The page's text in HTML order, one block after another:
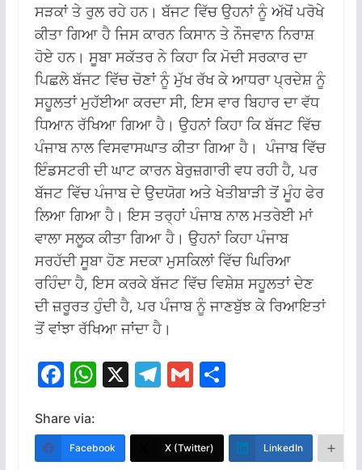
ਸੜਕਾਂ ਤੇ ਰੁਲ ਰਹੇ ਹਨ। ਬੱਜਟ ਵਿੱਚ ਉਹਨਾਂ ਨੂੰ ਅੱਖੋਂ ਪਰੋਖੇ
ਕੀਤਾ ਗਿਆ ਹੈ ਜਿਸ ਕਾਰਨ ਕਿਸਾਨ ਤੇ ਨੌਜਵਾਨ ਨਿਰਾਸ਼
ਹੋਏ ਹਨ। ਸੂਬਾ ਸਕੱਤਰ ਨੇ ਕਿਹਾ ਕਿ ਮੋਦੀ ਸਰਕਾਰ ਦਾ
ਪਿਛਲੇ ਬੱਜਟ ਵਿੱਚ ਚੋਣਾਂ ਨੂੰ ਮੁੱਖ ਰੱਖ ਕੇ ਆਧਰਾ ਪ੍ਰਦੇਸ਼ ਨੂੰ
ਸਹੂਲਤਾਂ ਮੁਹੱਈਆ ਕਰਦਾ ਸੀ, ਇਸ ਵਾਰ ਬਿਹਾਰ ਦਾ ਵੱਧ
ਧਿਆਨ ਰੱਖਿਆ ਗਿਆ ਹੈ। ਉਹਨਾਂ ਕਿਹਾ ਕਿ ਬੱਜਟ ਵਿੱਚ
ਪੰਜਾਬ ਨਾਲ ਵਿਸਵਾਸਘਾਤ ਕੀਤਾ ਗਿਆ ਹੈ। ਪੰਜਾਬ ਵਿੱਚ
ਇੰਡਸਟਰੀ ਦੀ ਘਾਟ ਕਾਰਨ ਬੇਰੁਜ਼ਗਾਰੀ ਵਧ ਰਹੀ ਹੈ, ਪਰ
ਬੱਜਟ ਵਿੱਚ ਪੰਜਾਬ ਦੇ ਉਦਯੋਗ ਅਤੇ ਖੇਤੀਬਾੜੀ ਤੋਂ ਮੂੰਹ ਫੇਰ
ਲਿਆ ਗਿਆ ਹੈ। ਇਸ ਤਰ੍ਹਾਂ ਪੰਜਾਬ ਨਾਲ ਮਤਰੇਈ ਮਾਂ
ਵਾਲਾ ਸਲੂਕ ਕੀਤਾ ਗਿਆ ਹੈ। ਉਹਨਾਂ ਕਿਹਾ ਪੰਜਾਬ
ਸਰਹੱਦੀ ਸੂਬਾ ਹੋਣ ਸਦਕਾ ਮੁਸਕਿਲਾਂ ਵਿੱਚ ਘਿਰਿਆ
ਰਹਿੰਦਾ ਹੈ, ਇਸ ਕਰਕੇ ਬੱਜਟ ਵਿੱਚ ਵਿਸ਼ੇਸ਼ ਸਹੂਲਤਾਂ ਦੇਣ
ਦੀ ਜ਼ਰੂਰਤ ਹੁੰਦੀ ਹੈ, ਪਰ ਪੰਜਾਬ ਨੂੰ ਜਾਣਬੁੱਝ ਕੇ ਰਿਆਇਤਾਂ
ਤੋਂ ਵਾਂਝਾ ਰੱਖਿਆ ਜਾਂਦਾ ਹੈ।
F
e
b
W
at
s
X T
e
gr
G
ai
l
S
ar
e
Share via:
Facebook X (Twitter) LinkedIn